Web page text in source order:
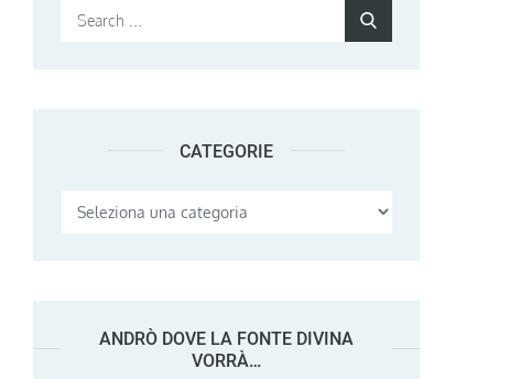
Search
CATEGORIE
Categorie
ANDRÒ DOVE LA FONTE DIVINA
VORRÀ…